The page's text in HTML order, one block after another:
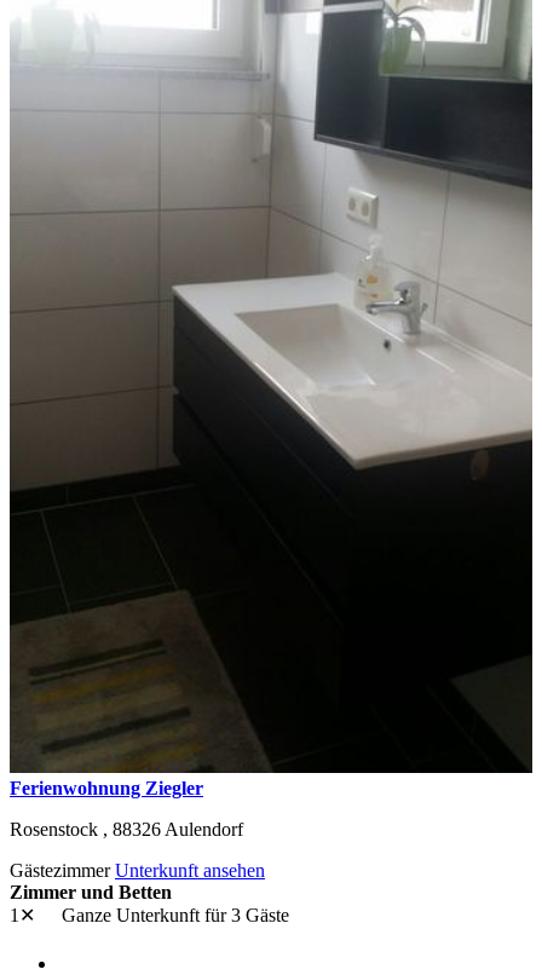
Ferienwohnung Ziegler
Rosenstock , 88326 Aulendorf
GästezimmerUnterkunft ansehen
Zimmer und Betten
1✕
Ganze Unterkunft für 3 Gäste